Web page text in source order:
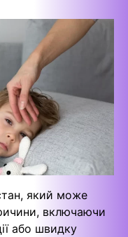
який може
включаючи
або швидку